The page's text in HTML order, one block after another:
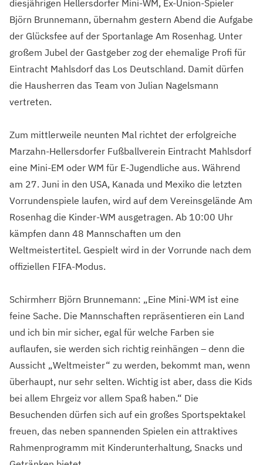
diesjährigen Hellersdorfer Mini-WM, Ex-Union-Spieler
Björn Brunnemann, übernahm gestern Abend die Aufgabe
der Glücksfee auf der Sportanlage Am Rosenhag. Unter
großem Jubel der Gastgeber zog der ehemalige Profi für
Eintracht Mahlsdorf das Los Deutschland. Damit dürfen
die Hausherren das Team von Julian Nagelsmann
vertreten.
Zum mittlerweile neunten Mal richtet der erfolgreiche
Marzahn-Hellersdorfer Fußballverein Eintracht Mahlsdorf
eine Mini-EM oder WM für E-Jugendliche aus. Während
am 27. Juni in den USA, Kanada und Mexiko die letzten
Vorrundenspiele laufen, wird auf dem Vereinsgelände Am
Rosenhag die Kinder-WM ausgetragen. Ab 10:00 Uhr
kämpfen dann 48 Mannschaften um den
Weltmeistertitel. Gespielt wird in der Vorrunde nach dem
offiziellen FIFA-Modus.
Schirmherr Björn Brunnemann: „Eine Mini-WM ist eine
feine Sache. Die Mannschaften repräsentieren ein Land
und ich bin mir sicher, egal für welche Farben sie
auflaufen, sie werden sich richtig reinhängen – denn die
Aussicht „Weltmeister“ zu werden, bekommt man, wenn
überhaupt, nur sehr selten. Wichtig ist aber, dass die Kids
bei allem Ehrgeiz vor allem Spaß haben.“ Die
Besuchenden dürfen sich auf ein großes Sportspektakel
freuen, das neben spannenden Spielen ein attraktives
Rahmenprogramm mit Kinderunterhaltung, Snacks und